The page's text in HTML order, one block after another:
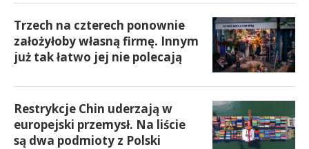
Trzech na czterech ponownie
założyłoby własną firmę. Innym
już tak łatwo jej nie polecają
Restrykcje Chin uderzają w
europejski przemysł. Na liście
są dwa podmioty z Polski